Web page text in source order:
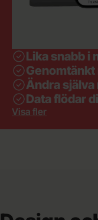
Lika snabb i
Ändra
Data flödar
Visa fler